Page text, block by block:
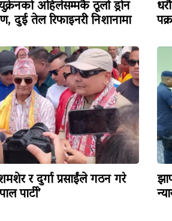
अहिलेसम्मकै ठूलो ड्रोन
दुई तेल रिफाइनरी निशानामा
र दुर्गा प्रसाईंले गठन गरे
पार्टी’